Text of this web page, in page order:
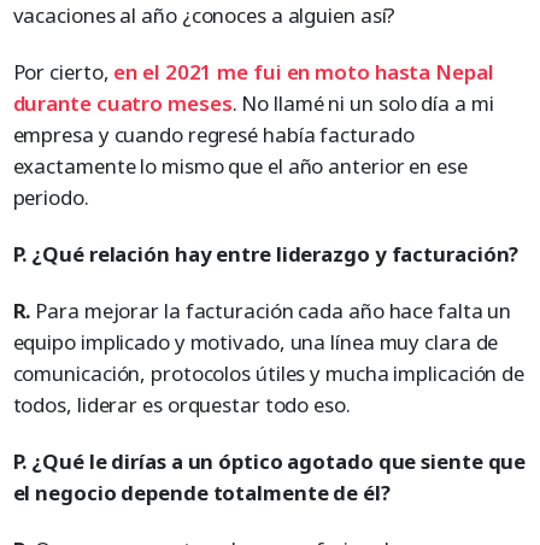
vacaciones al año ¿conoces a alguien así?
Por cierto, en el 2021 me fui en moto hasta Nepal
durante cuatro meses. No llamé ni un solo día a mi
empresa y cuando regresé había facturado
exactamente lo mismo que el año anterior en ese
periodo.
P. ¿Qué relación hay entre liderazgo y facturación?
R. Para mejorar la facturación cada año hace falta un
equipo implicado y motivado, una línea muy clara de
comunicación, protocolos útiles y mucha implicación de
todos, liderar es orquestar todo eso.
P. ¿Qué le dirías a un óptico agotado que siente que
el negocio depende totalmente de él?